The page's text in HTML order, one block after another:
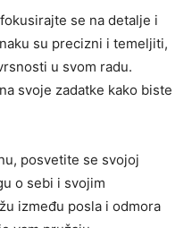
se na detalje i
su precizni i temeljiti,
u svom radu.
svoje zadatke kako biste
posvetite se svojoj
o sebi i svojim
između posla i odmora